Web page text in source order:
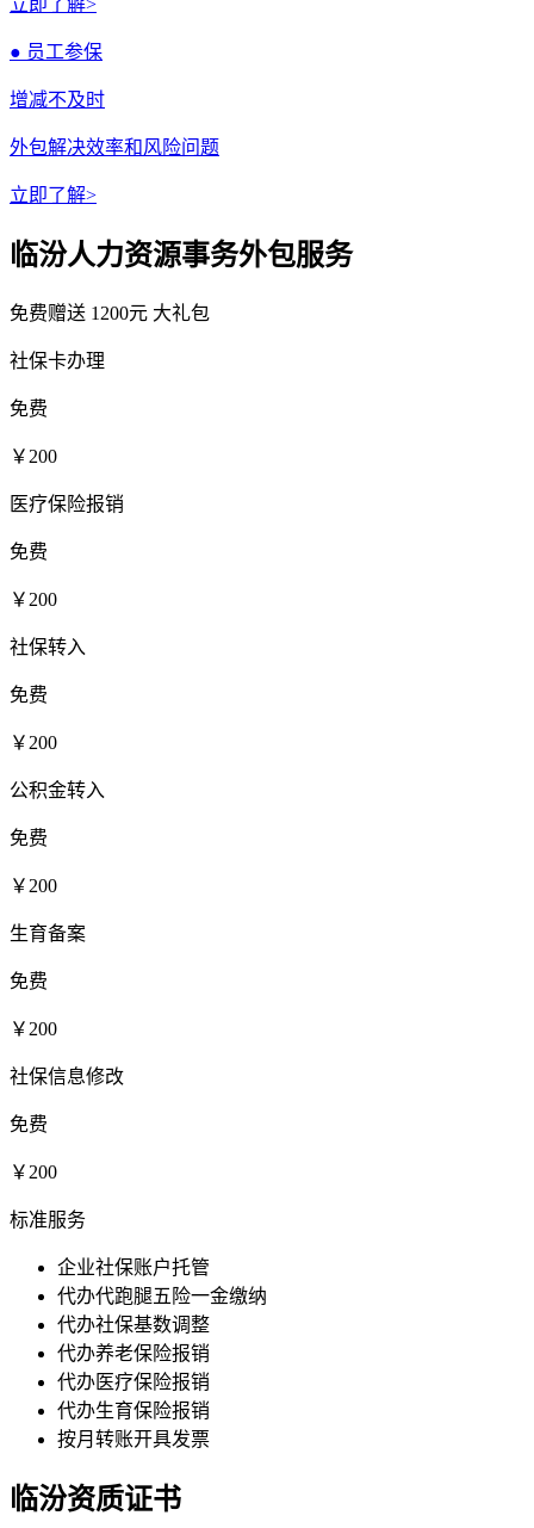
立即了解>
● 员工参保
增减不及时
外包解决效率和风险问题
立即了解>
临汾人力资源事务外包服务
免费赠送 1200元 大礼包
社保卡办理
免费
￥200
医疗保险报销
免费
￥200
社保转入
免费
￥200
公积金转入
免费
￥200
生育备案
免费
￥200
社保信息修改
免费
￥200
标准服务
企业社保账户托管
代办代跑腿五险一金缴纳
代办社保基数调整
代办养老保险报销
代办医疗保险报销
代办生育保险报销
按月转账开具发票
临汾资质证书